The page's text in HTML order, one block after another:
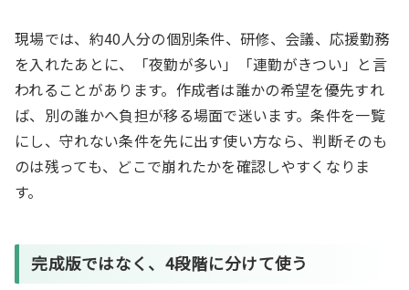
現場では、約40人分の個別条件、研修、会議、応援勤務
を入れたあとに、「夜勤が多い」「連勤がきつい」と言
われることがあります。作成者は誰かの希望を優先すれ
ば、別の誰かへ負担が移る場面で迷います。条件を一覧
にし、守れない条件を先に出す使い方なら、判断そのも
のは残っても、どこで崩れたかを確認しやすくなりま
す。
完成版ではなく、4段階に分けて使う